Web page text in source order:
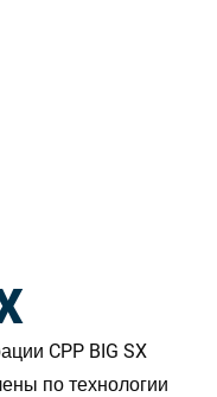
CPP BIG SX
по технологии